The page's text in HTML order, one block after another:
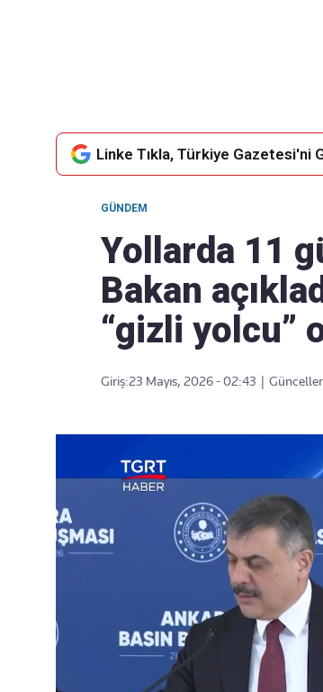
Linke Tıkla, Türkiye Gazetesi'ni
GÜNDEM
Yollarda 11
Bakan
“gizli yolcu”
Giriş:23 Mayıs, 2026 - 02:43